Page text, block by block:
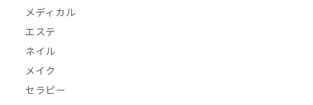
メディカル
エステ
ネイル
メイク
セラピー